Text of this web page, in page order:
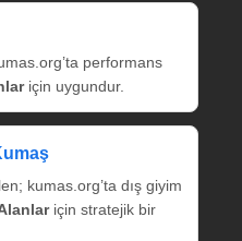
performans
için uygundur.
kumas.org’ta dış giyim
için stratejik bir